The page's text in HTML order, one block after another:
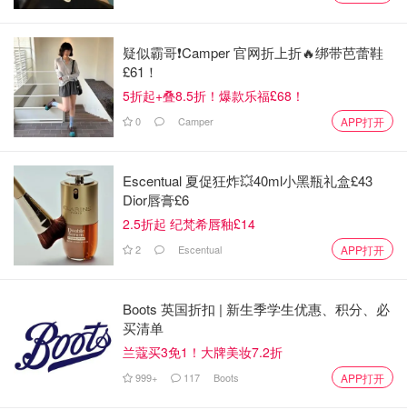
疑似霸哥❗️Camper 官网折上折🔥绑带芭蕾鞋
£61！
5折起+叠8.5折！爆款乐福£68！
0 Camper APP打开
Escentual 夏促狂炸💥40ml小黑瓶礼盒£43
Dior唇膏£6
2.5折起 纪梵希唇釉£14
2 Escentual APP打开
Boots 英国折扣 | 新生季学生优惠、积分、必
买清单
兰蔻买3免1！大牌美妆7.2折
999+ 117 Boots APP打开